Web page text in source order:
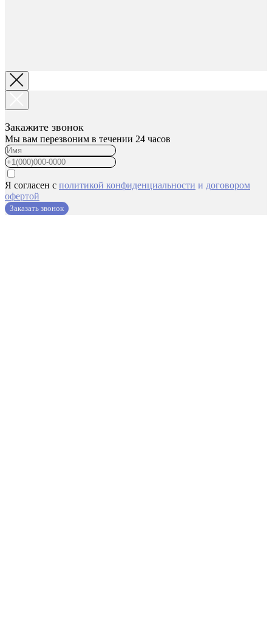
Закажите звонок
Мы вам перезвоним в течении 24 часов
Я согласен с политикой конфиденциальности и договором
офертой
Заказать звонок